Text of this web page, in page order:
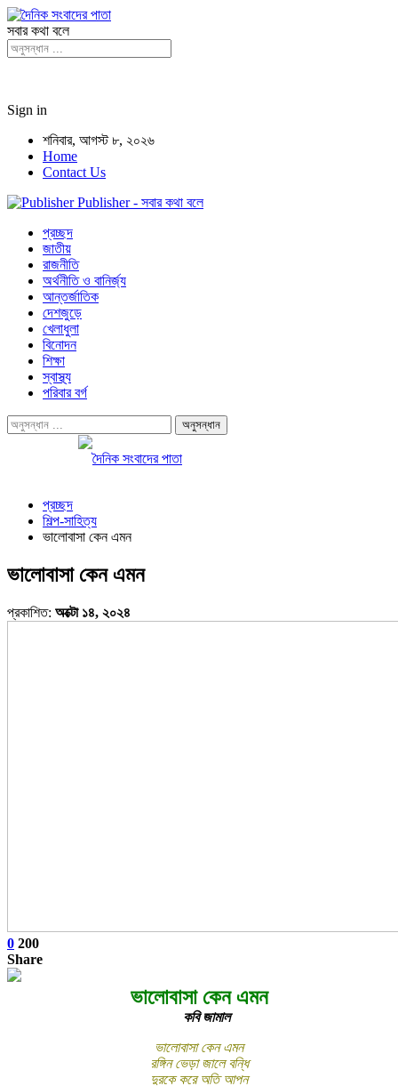
সবার কথা বলে
Sign in
শনিবার, আগস্ট ৮, ২০২৬
Home
Contact Us
Publisher - সবার কথা বলে
প্রচ্ছদ
জাতীয়
রাজনীতি
অর্থনীতি ও বানির্জ্য
আন্তর্জাতিক
দেশজুড়ে
খেলাধুলা
বিনোদন
শিক্ষা
স্বাস্থ্য
পরিবার বর্গ
প্রচ্ছদ
শিল্প-সাহিত্য
ভালোবাসা কেন এমন
ভালোবাসা কেন এমন
প্রকাশিত: অক্টো ১৪, ২০২৪
0 200
Share
ভালোবাসা কেন এমন
কবি জামাল
ভালোবাসা কেন এমন
রঙ্গিন ভেড়া জালে বন্ধি
দুরকে করে অতি আপন